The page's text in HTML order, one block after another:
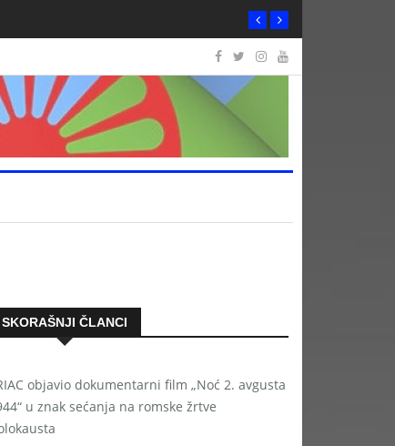
SKORAŠNJI ČLANCI
objavio dokumentarni film „Noć 2. avgusta
u znak sećanja na romske žrtve